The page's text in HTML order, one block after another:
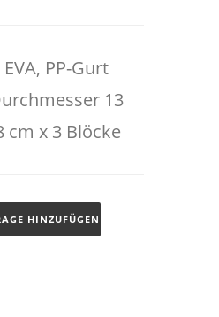
PP-Gurt
13
cm x 3 Blöcke
HINZUFÜGEN